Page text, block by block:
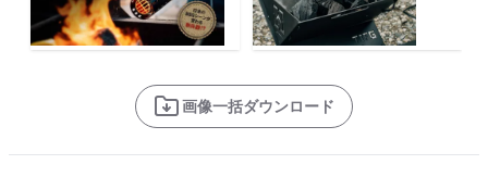
画像一括ダウンロード